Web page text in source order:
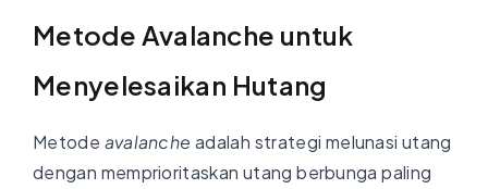
Metode Avalanche untuk
Menyelesaikan Hutang
Metode avalanche adalah strategi melunasi utang
dengan memprioritaskan utang berbunga paling